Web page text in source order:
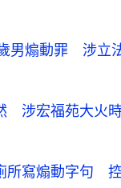
男煽動罪 涉立
涉宏福苑大火
所寫煽動字句